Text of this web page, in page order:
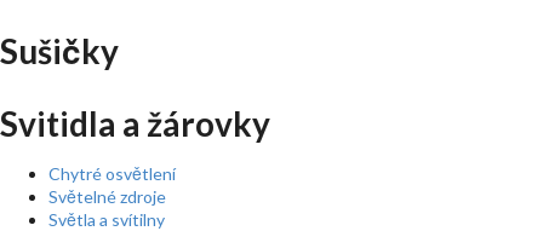
Sušičky
Svitidla a žárovky
Chytré osvětlení
Světelné zdroje
Světla a svítilny